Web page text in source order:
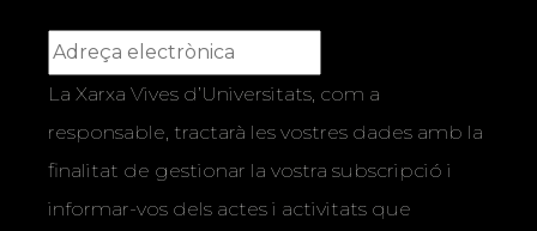
La Xarxa Vives d’Universitats, com a
responsable, tractarà les vostres dades amb la
finalitat de gestionar la vostra subscripció i
informar-vos dels actes i activitats que